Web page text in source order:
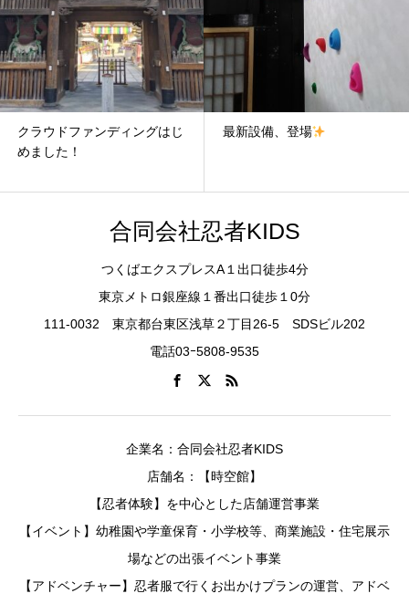
クラウドファンディングはじ
めました！
最新設備、登場
合同会社忍者KIDS
つくばエクスプレスA１出口徒歩4分
東京メトロ銀座線１番出口徒歩１0分
111-0032 東京都台東区浅草２丁目26-5 SDSビル202
電話03ｰ5808-9535
企業名：合同会社忍者KIDS
店舗名：【時空館】
【忍者体験】を中心とした店舗運営事業
【イベント】幼稚園や学童保育・小学校等、商業施設・住宅展示
場などの出張イベント事業
【アドベンチャー】忍者服で行くお出かけプランの運営、アドベ